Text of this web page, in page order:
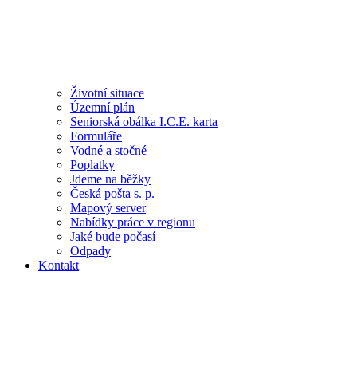
Životní situace
Územní plán
Seniorská obálka I.C.E. karta
Formuláře
Vodné a stočné
Poplatky
Jdeme na běžky
Česká pošta s. p.
Mapový server
Nabídky práce v regionu
Jaké bude počasí
Odpady
Kontakt